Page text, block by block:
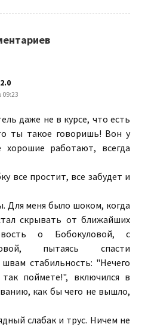
09:23
даже не в курсе, что есть
ты такое говоришь! Вон у
хорошие работают, всегда
все простит, все забудет и
Для меня было шоком, когда
скрывать от ближайших
о Бобокуловой, с
пытаясь спасти
стабильность: "Нечего
поймете!", включился в
как бы чего не вышло,
слабак и трус. Ничем не